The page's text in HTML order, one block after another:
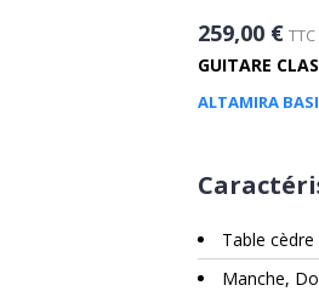
259,00 € TTC
GUITARE
ALTAMIRA
Table
Manche,